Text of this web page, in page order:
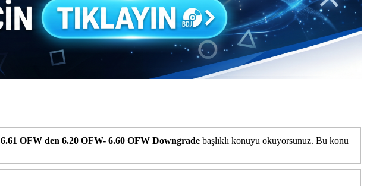
6.61 OFW den 6.20 OFW- 6.60 OFW Downgrade başlıklı konuyu okuyorsunuz. Bu konu